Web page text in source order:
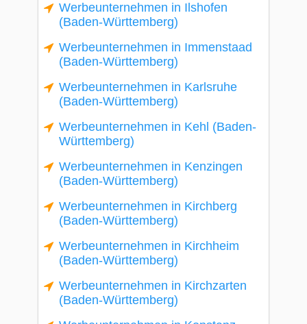
Werbeunternehmen in Ilshofen
(Baden-Württemberg)
Werbeunternehmen in Immenstaad
(Baden-Württemberg)
Werbeunternehmen in Karlsruhe
(Baden-Württemberg)
Werbeunternehmen in Kehl (Baden-
Württemberg)
Werbeunternehmen in Kenzingen
(Baden-Württemberg)
Werbeunternehmen in Kirchberg
(Baden-Württemberg)
Werbeunternehmen in Kirchheim
(Baden-Württemberg)
Werbeunternehmen in Kirchzarten
(Baden-Württemberg)